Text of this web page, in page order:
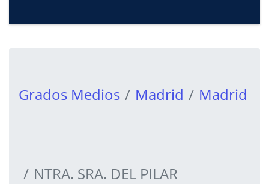
Grados Medios Madrid Madrid
NTRA. SRA. DEL PILAR